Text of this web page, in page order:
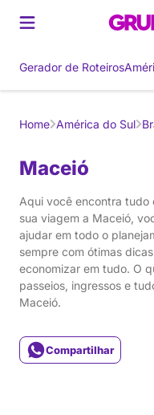
Gerador de Roteiros
Home América do Sul
Maceió
Compartilhar
Aqui você encontra tudo
sua viagem a Maceió,
ajudar em todo o
sempre com ótimas
economizar em tudo. O
passeios, ingressos e
Maceió.